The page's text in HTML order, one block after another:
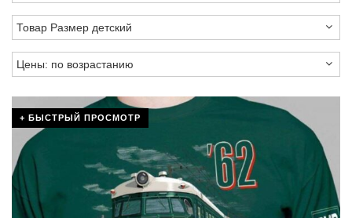
+ БЫСТРЫЙ ПРОСМОТР